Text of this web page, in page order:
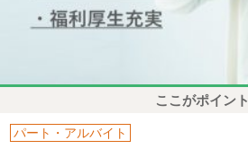
ここがポイント
パート・アルバイト